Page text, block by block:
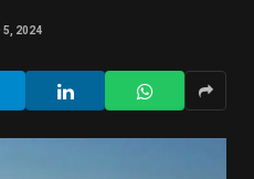
5, 2024